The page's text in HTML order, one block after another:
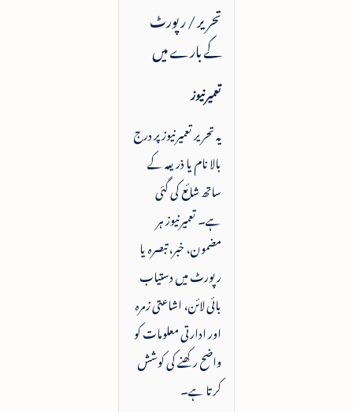
تحریر / رپورٹ
کے بارے میں
تعمیرنیوز
یہ تحریر تعمیرنیوز پر درج
بالا نام یا ذریعہ کے
ساتھ شائع کی گئی
ہے۔ تعمیرنیوز ہر
مضمون، خبر، تبصرہ یا
رپورٹ میں دستیاب
بائی لائن، اشاعتی زمرہ
اور ادارتی معلومات کو
واضح رکھنے کی کوشش
کرتا ہے۔